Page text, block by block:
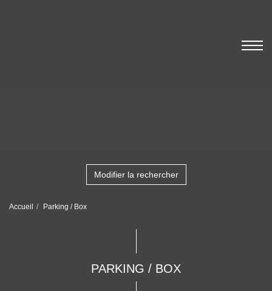
Modifier la rechercher
Accueil Parking / Box
PARKING / BOX